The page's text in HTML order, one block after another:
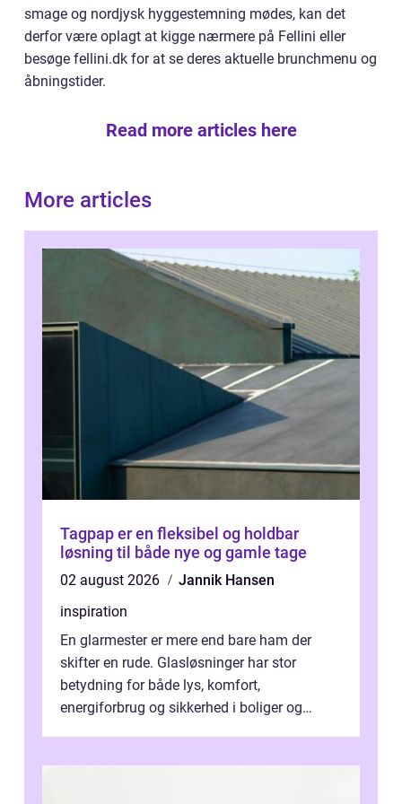
smage og nordjysk hyggestemning mødes, kan det
derfor være oplagt at kigge nærmere på Fellini eller
besøge fellini.dk for at se deres aktuelle brunchmenu og
åbningstider.
Read more articles here
More articles
Tagpap er en fleksibel og holdbar
løsning til både nye og gamle tage
02 august 2026
Jannik Hansen
inspiration
En glarmester er mere end bare ham der
skifter en rude. Glasløsninger har stor
betydning for både lys, komfort,
energiforbrug og sikkerhed i boliger og